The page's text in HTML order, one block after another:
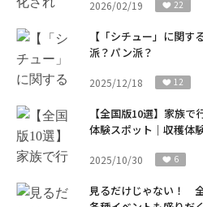
2026/02/19 22
【「シチュー」に関
派？パン派？
2025/12/18 12
【全国版10選】家族
体験スポット｜収穫体
2025/10/30 6
見るだけじゃない！